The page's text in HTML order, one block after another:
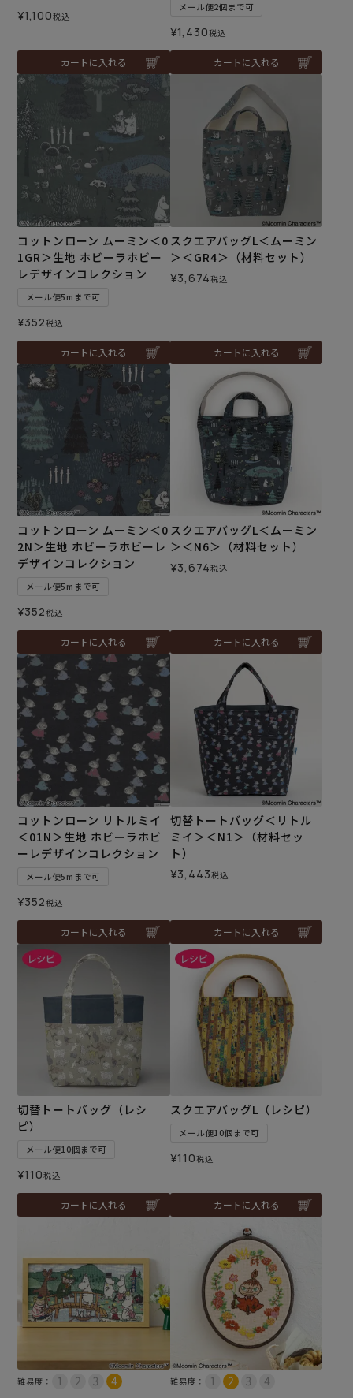
¥1,100税込
カートに入れる
メール便2個まで可
¥1,430税込
カートに入れる
コットンローン ムーミン＜0
1GR＞生地 ホビーラホビー
レデザインコレクション
メール便5mまで可
¥352税込
カートに入れる
スクエアバッグL＜ムーミン
＞＜GR4＞（材料セット）
¥3,674税込
カートに入れる
コットンローン ムーミン＜0
2N＞生地 ホビーラホビーレ
デザインコレクション
メール便5mまで可
¥352税込
カートに入れる
スクエアバッグL＜ムーミン
＞＜N6＞（材料セット）
¥3,674税込
カートに入れる
コットンローン リトルミイ
＜01N＞生地 ホビーラホビ
ーレデザインコレクション
メール便5mまで可
¥352税込
カートに入れる
切替トートバッグ＜リトル
ミイ＞＜N1＞（材料セッ
ト）
¥3,443税込
カートに入れる
切替トートバッグ（レシ
ピ）
メール便10個まで可
¥110税込
カートに入れる
スクエアバッグL（レシピ）
メール便10個まで可
¥110税込
カートに入れる
難易度： 難易度：